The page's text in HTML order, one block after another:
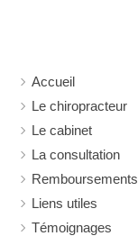
Accueil
Le chiropracteur
Le cabinet
La consultation
Remboursements
Liens utiles
Témoignages